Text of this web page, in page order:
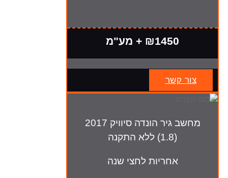
₪1450 + מע"מ
צור קשר
מחשב גיר הונדה סיוויק 2017
(1.8) ללא התקנה
אחריות לחצי שנה